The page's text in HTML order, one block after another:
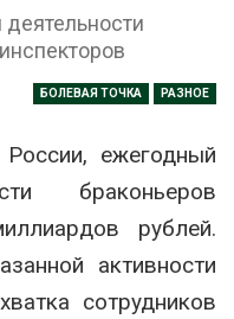
БОЛЕВАЯ ТОЧКА РАЗНОЕ
ежегодный
браконьеров
рублей.
активности
сотрудников